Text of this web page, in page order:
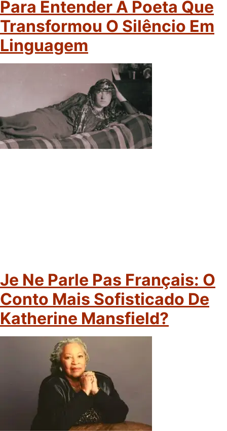
Para Entender A Poeta Que
Transformou O Silêncio Em
Linguagem
Je Ne Parle Pas Français: O
Conto Mais Sofisticado De
Katherine Mansfield?